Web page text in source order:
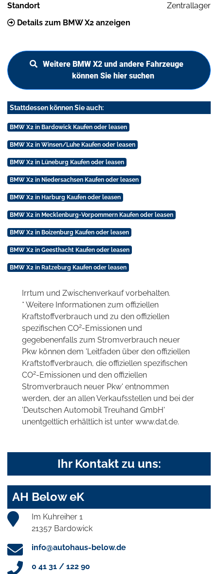
Standort
Zentrallager
Details zum BMW X2 anzeigen
Weitere BMW X2 und andere Fahrzeuge
können Sie hier suchen
Stattdessen können Sie auch:
BMW X2 in Bardowick Kaufen oder leasen
BMW X2 in Winsen/Luhe Kaufen oder leasen
BMW X2 in Lüneburg Kaufen oder leasen
BMW X2 in Niedersachsen Kaufen oder leasen
BMW X2 in Harburg Kaufen oder leasen
BMW X2 in Mecklenburg-Vorpommern Kaufen oder leasen
BMW X2 in Boizenburg Kaufen oder leasen
BMW X2 in Geesthacht Kaufen oder leasen
BMW X2 in Ratzeburg Kaufen oder leasen
Irrtum und Zwischenverkauf vorbehalten.
* Weitere Informationen zum offiziellen
Kraftstoffverbrauch und zu den offiziellen
spezifischen CO2-Emissionen und
gegebenenfalls zum Stromverbrauch neuer
Pkw können dem 'Leitfaden über den offiziellen
Kraftstoffverbrauch, die offiziellen spezifischen
CO2-Emissionen und den offiziellen
Stromverbrauch neuer Pkw' entnommen
werden, der an allen Verkaufsstellen und bei der
'Deutschen Automobil Treuhand GmbH'
unentgeltlich erhältlich ist unter www.dat.de.
Ihr Kontakt zu uns:
AH Below eK
Im Kuhreiher 1
21357 Bardowick
info@autohaus-below.de
0 41 31 / 122 90